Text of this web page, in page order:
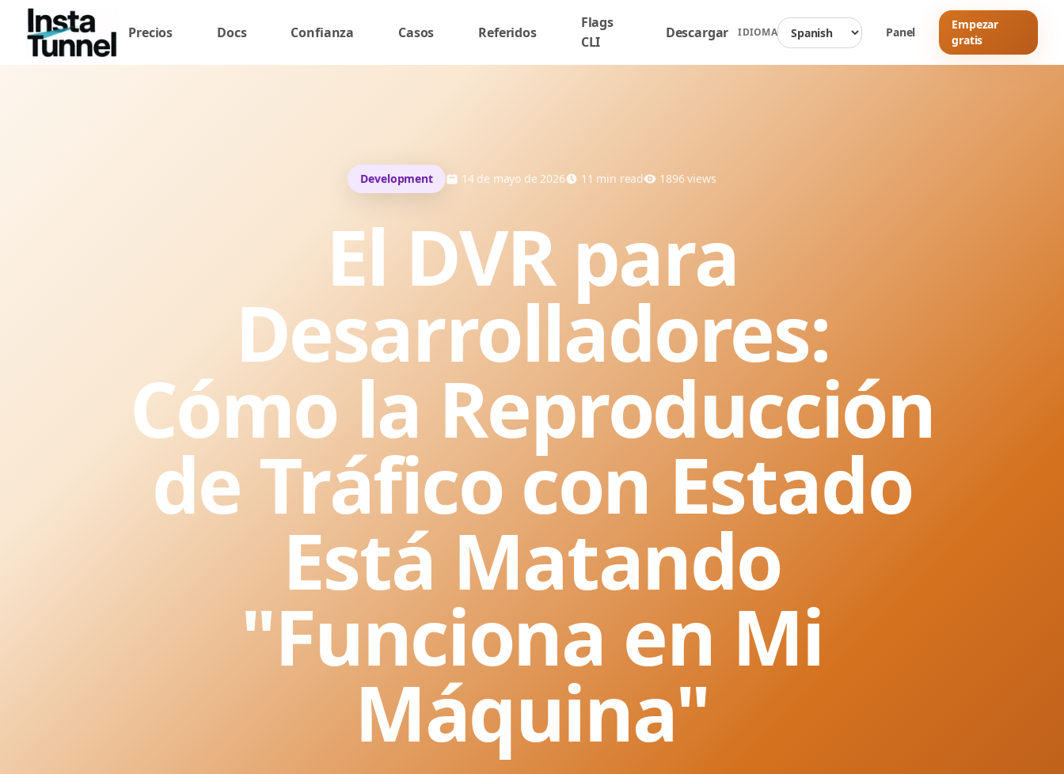
Precios Docs Confianza Casos Referidos
Flags
CLI
Descargar IDIOMA Panel
Empezar
gratis
Development 14 de mayo de 2026 11 min read 1896views
El DVR para
Desarrolladores:
Cómo la Reproducción
de Tráfico con Estado
Está Matando
"Funciona en Mi
Máquina"